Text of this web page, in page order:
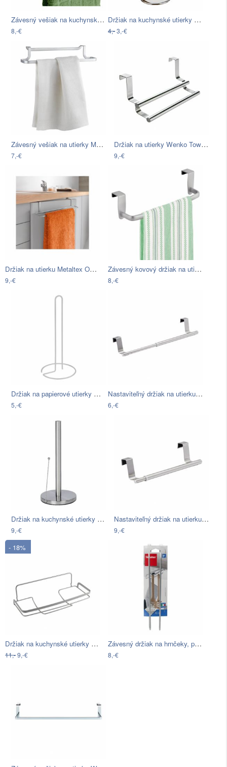
Závesný vešiak na kuchynské utierky…
8,-€
Držiak na kuchynské utierky Wenko…
4,-3,-€
Závesný vešiak na utierky Metaltex…
7,-€
Držiak na utierky Wenko Towel Rod
9,-€
Držiak na utierku Metaltex Oasis
9,-€
Závesný kovový držiak na utierky…
8,-€
Držiak na papierové utierky Metaltex…
5,-€
Nastaviteľný držiak na utierku Wenko
6,-€
Držiak na kuchynské utierky Wenko…
9,-€
Nastaviteľný držiak na utierku Wenko,…
9,-€
- 18%
Držiak na kuchynské utierky Metaltex,…
11,-9,-€
Závesný držiak na hrnčeky, poháriky či…
8,-€